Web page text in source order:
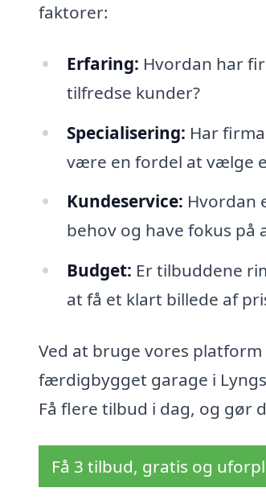
faktorer:
Erfaring: Hvordan har
tilfredse kunder?
Specialisering: Har
være en fordel at vælge
Kundeservice: Hvordan
behov og have fokus på
Budget: Er tilbuddene
at få et klart billede af
Ved at bruge vores
færdigbygget garage i
Få flere tilbud i dag, og gør
Få 3 tilbud, gratis og